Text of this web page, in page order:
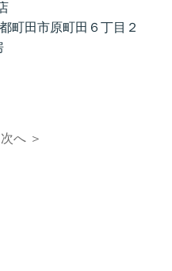
町田市原町田６丁目２
次へ ＞